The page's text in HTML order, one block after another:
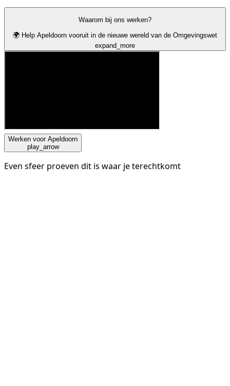
Waarom bij ons werken?
🌍 Help Apeldoorn vooruit in de nieuwe wereld van de Omgevingswet
expand_more
Werken voor Apeldoorn
play_arrow
Even sfeer proeven dit is waar je terechtkomt